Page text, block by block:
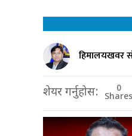
हिमालयखवर
शेयर गर्नुहोस: 0
Shares